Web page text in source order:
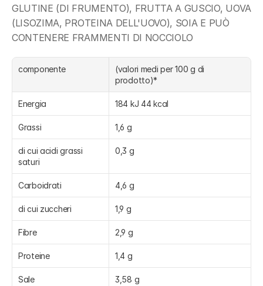
GLUTINE (DI FRUMENTO), FRUTTA A GUSCIO, UOVA
(LISOZIMA, PROTEINA DELL'UOVO), SOIA E PUÒ
CONTENERE FRAMMENTI DI NOCCIOLO
componente
(valori medi per 100 g di
prodotto)*
Energia 184 kJ 44 kcal
Grassi 1,6 g
di cui acidi grassi
saturi
0,3 g
Carboidrati 4,6 g
di cui zuccheri 1,9 g
Fibre 2,9 g
Proteine 1,4 g
Sale 3,58 g